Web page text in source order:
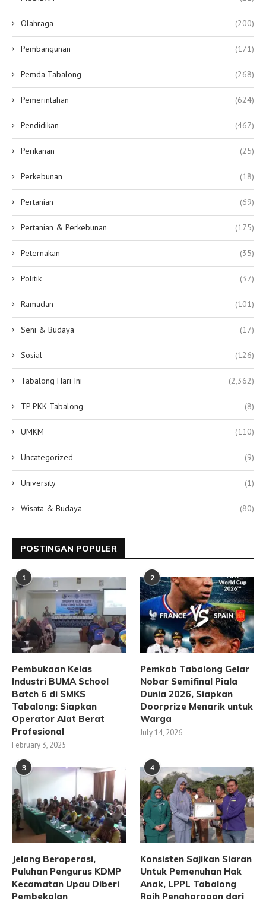
Olahraga (200)
Pembangunan (171)
Pemda Tabalong (268)
Pemerintahan (624)
Pendidikan (467)
Perikanan (25)
Perkebunan (18)
Pertanian (69)
Pertanian & Perkebunan (175)
Peternakan (35)
Politik (37)
Ramadan (101)
Seni & Budaya (17)
Sosial (126)
Tabalong Hari Ini (2,362)
TP PKK Tabalong (8)
UMKM (110)
Uncategorized (9)
University (1)
Wisata & Budaya (80)
POSTINGAN POPULER
1
Pembukaan Kelas
Industri BUMA School
Batch 6 di SMKS
Tabalong: Siapkan
Operator Alat Berat
Profesional
February 3, 2025
2
Pemkab Tabalong Gelar
Nobar Semifinal Piala
Dunia 2026, Siapkan
Doorprize Menarik untuk
Warga
July 14, 2026
3
Jelang Beroperasi,
Puluhan Pengurus KDMP
Kecamatan Upau Diberi
Pembekalan
4
Konsisten Sajikan Siaran
Untuk Pemenuhan Hak
Anak, LPPL Tabalong
Raih Penghargaan dari